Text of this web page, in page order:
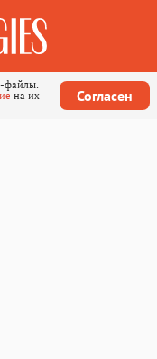
файлы.
на их
Согласен